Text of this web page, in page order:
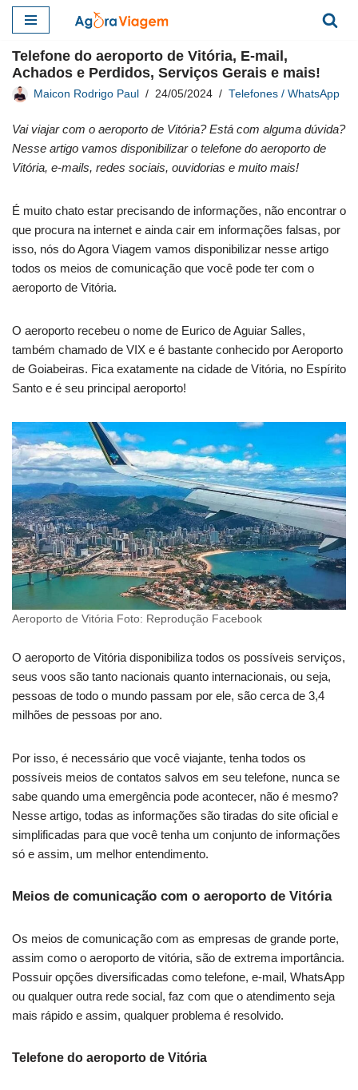
para
o
conteúdo
Telefone do aeroporto de Vitória, E-mail,
Achados e Perdidos, Serviços Gerais e mais!
Maicon Rodrigo Paul 24/05/2024 Telefones / WhatsApp
Vai viajar com o aeroporto de Vitória? Está com alguma dúvida?
Nesse artigo vamos disponibilizar o telefone do aeroporto de
Vitória, e-mails, redes sociais, ouvidorias e muito mais!
É muito chato estar precisando de informações, não encontrar o
que procura na internet e ainda cair em informações falsas, por
isso, nós do Agora Viagem vamos disponibilizar nesse artigo
todos os meios de comunicação que você pode ter com o
aeroporto de Vitória.
O aeroporto recebeu o nome de Eurico de Aguiar Salles,
também chamado de VIX e é bastante conhecido por Aeroporto
de Goiabeiras. Fica exatamente na cidade de Vitória, no Espírito
Santo e é seu principal aeroporto!
Aeroporto de Vitória Foto: Reprodução Facebook
O aeroporto de Vitória disponibiliza todos os possíveis serviços,
seus voos são tanto nacionais quanto internacionais, ou seja,
pessoas de todo o mundo passam por ele, são cerca de 3,4
milhões de pessoas por ano.
Por isso, é necessário que você viajante, tenha todos os
possíveis meios de contatos salvos em seu telefone, nunca se
sabe quando uma emergência pode acontecer, não é mesmo?
Nesse artigo, todas as informações são tiradas do site oficial e
simplificadas para que você tenha um conjunto de informações
só e assim, um melhor entendimento.
Meios de comunicação com o aeroporto de Vitória
Os meios de comunicação com as empresas de grande porte,
assim como o aeroporto de vitória, são de extrema importância.
Possuir opções diversificadas como telefone, e-mail, WhatsApp
ou qualquer outra rede social, faz com que o atendimento seja
mais rápido e assim, qualquer problema é resolvido.
Telefone do aeroporto de Vitória